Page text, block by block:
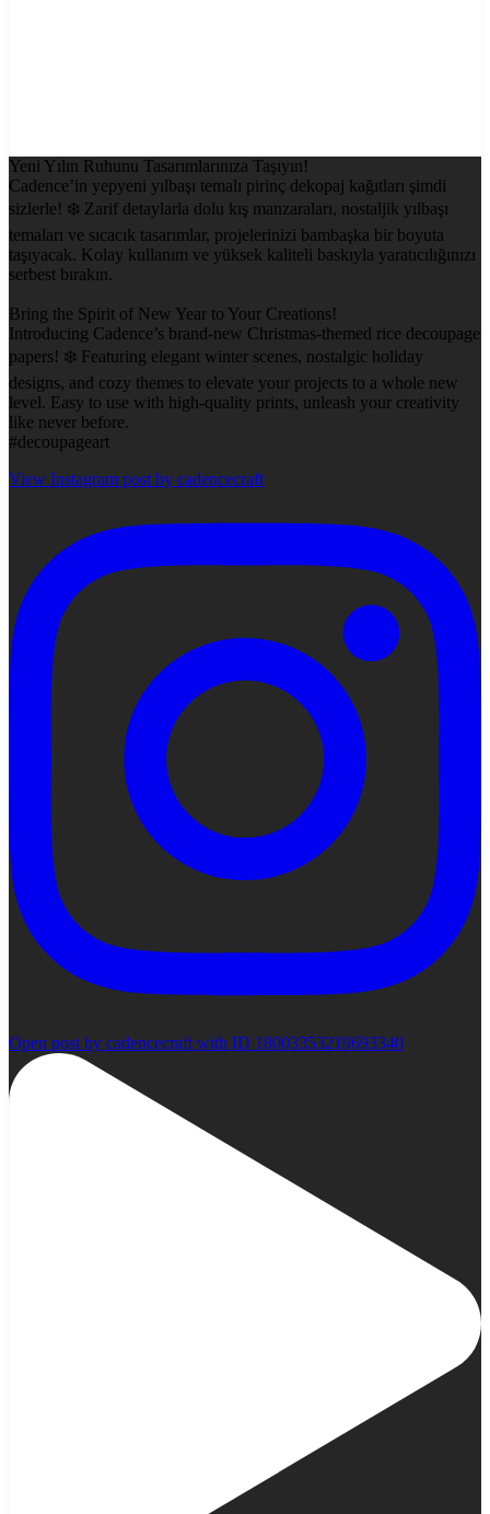
Yeni Yılın Ruhunu Tasarımlarınıza Taşıyın!
Cadence’in yepyeni yılbaşı temalı pirinç dekopaj kağıtları şimdi
sizlerle! ❄️ Zarif detaylarla dolu kış manzaraları, nostaljik yılbaşı
temaları ve sıcacık tasarımlar, projelerinizi bambaşka bir boyuta
taşıyacak. Kolay kullanım ve yüksek kaliteli baskıyla yaratıcılığınızı
serbest bırakın.
Bring the Spirit of New Year to Your Creations!
Introducing Cadence’s brand-new Christmas-themed rice decoupage
papers! ❄️ Featuring elegant winter scenes, nostalgic holiday
designs, and cozy themes to elevate your projects to a whole new
level. Easy to use with high-quality prints, unleash your creativity
like never before.
#decoupageart
View Instagram post by cadencecraft
Open post by cadencecraft with ID 18003353219693340